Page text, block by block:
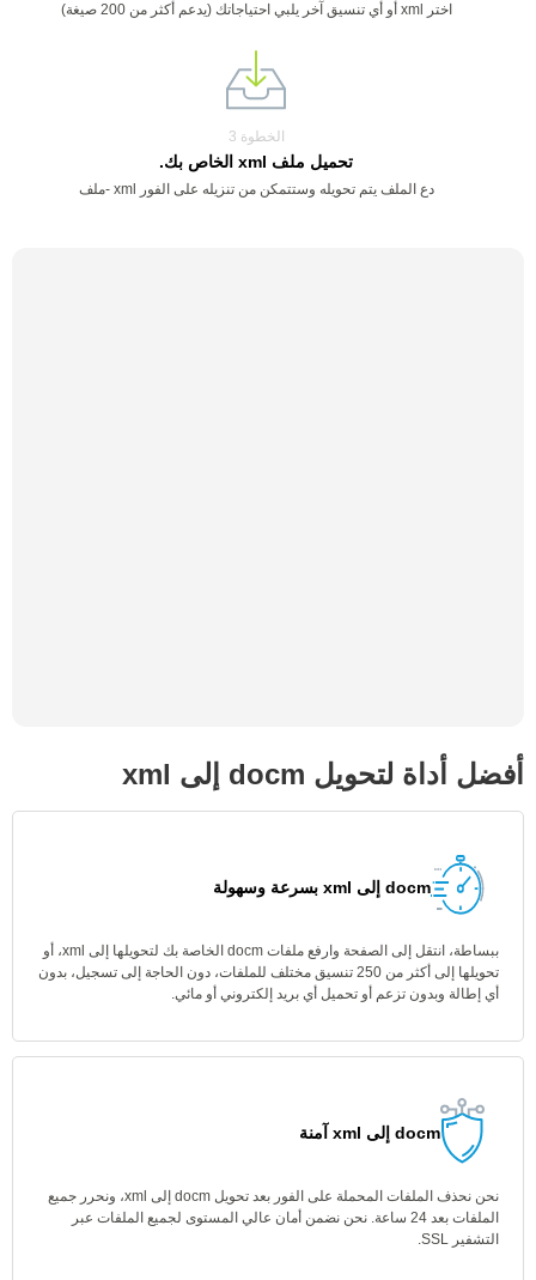
اختر xml أو أي تنسيق آخر يلبي احتياجاتك (يدعم أكثر من 200 صيغة)
الخطوة 3
تحميل ملف xml الخاص بك.
دع الملف يتم تحويله وستتمكن من تنزيله على الفور xml -ملف
أفضل أداة لتحويل docm إلى xml
docm إلى xml بسرعة وسهولة
ببساطة، انتقل إلى الصفحة وارفع ملفات docm الخاصة بك لتحويلها إلى xml، أو
تحويلها إلى أكثر من 250 تنسيق مختلف للملفات، دون الحاجة إلى تسجيل، بدون
أي إطالة وبدون تزعم أو تحميل أي بريد إلكتروني أو مائي.
docm إلى xml آمنة
نحن نحذف الملفات المحملة على الفور بعد تحويل docm إلى xml، ونحرر جميع
الملفات بعد 24 ساعة. نحن نضمن أمان عالي المستوى لجميع الملفات عبر
التشفير SSL.